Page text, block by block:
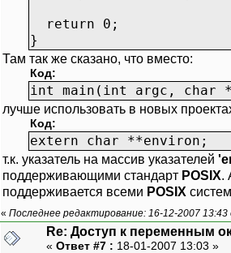
return 0;
}
Там так же сказано, что вместо:
Код:
int main(int argc, char
лучше использовать в новых
Код:
extern char **environ;
т.к. указатель на массив указателей
поддерживающими стандарт POSIX.
поддерживается всеми POSIX
« Последнее редактирование: 16-12-2007
Re: Доступ к переменным
« Ответ #7 : 18-01-2007 13:03 »